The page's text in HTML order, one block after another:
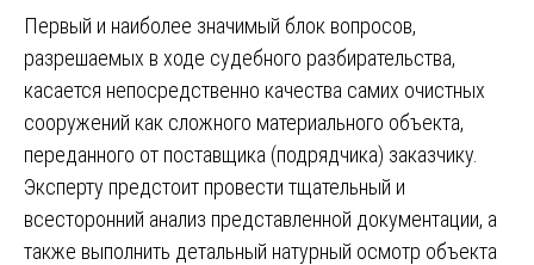
Первый и наиболее значимый блок вопросов,
разрешаемых в ходе судебного разбирательства,
касается непосредственно качества самих очистных
сооружений как сложного материального объекта,
переданного от поставщика (подрядчика) заказчику.
Эксперту предстоит провести тщательный и
всесторонний анализ представленной документации, а
также выполнить детальный натурный осмотр объекта